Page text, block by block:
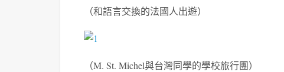
（和語言交換的法國人出遊）
（M. St. Michel與台灣同學的學校旅行團）